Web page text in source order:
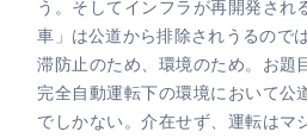
う。そしてインフラが再開発され
車」は公道から排除されうるので
滞防止のため、環境のため。お題
完全自動運転下の環境において公
でしかない。介在せず、運転はマ